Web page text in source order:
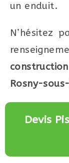
un enduit.
N’hésitez
Rosny-
Devis